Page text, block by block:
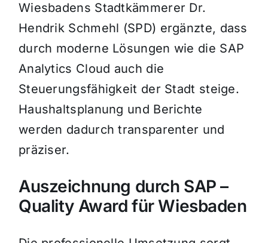
Wiesbadens Stadtkämmerer Dr.
Hendrik Schmehl (SPD) ergänzte, dass
durch moderne Lösungen wie die SAP
Analytics Cloud auch die
Steuerungsfähigkeit der Stadt steige.
Haushaltsplanung und Berichte
werden dadurch transparenter und
präziser.
Auszeichnung durch SAP –
Quality Award für Wiesbaden